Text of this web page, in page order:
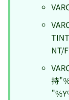
NT/
持